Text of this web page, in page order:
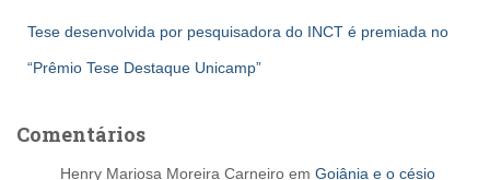
Tese desenvolvida por pesquisadora do INCT é premiada no
“Prêmio Tese Destaque Unicamp”
Comentários
Henry Mariosa Moreira Carneiro em Goiânia e o césio